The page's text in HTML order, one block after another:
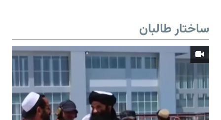
ساختار طالبان